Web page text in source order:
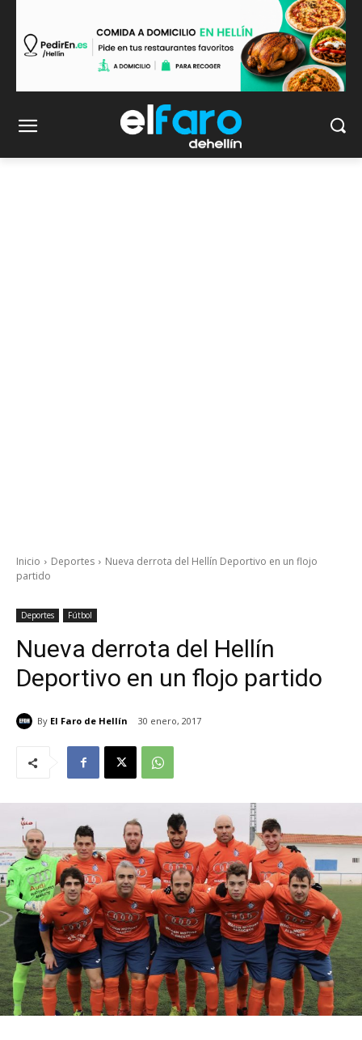
Inicio Deportes
Nueva derrota del Hellín Deportivo en un flojo
partido
Deportes Fútbol
Nueva derrota del Hellín
Deportivo en un flojo partido
By El Faro de Hellín 30 enero, 2017